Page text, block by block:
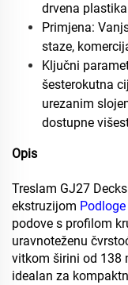
drvena
Primjena:
staze,
Ključni
šesterokutna
urezanim
dostupne
Opis
Treslam GJ27
ekstruzijom Podloge
podove s profilom
uravnoteženu
vitkom širini od 138
idealan za